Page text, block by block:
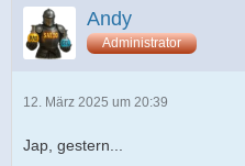
Andy
Administrator
12. März 2025 um 20:39
Jap, gestern...